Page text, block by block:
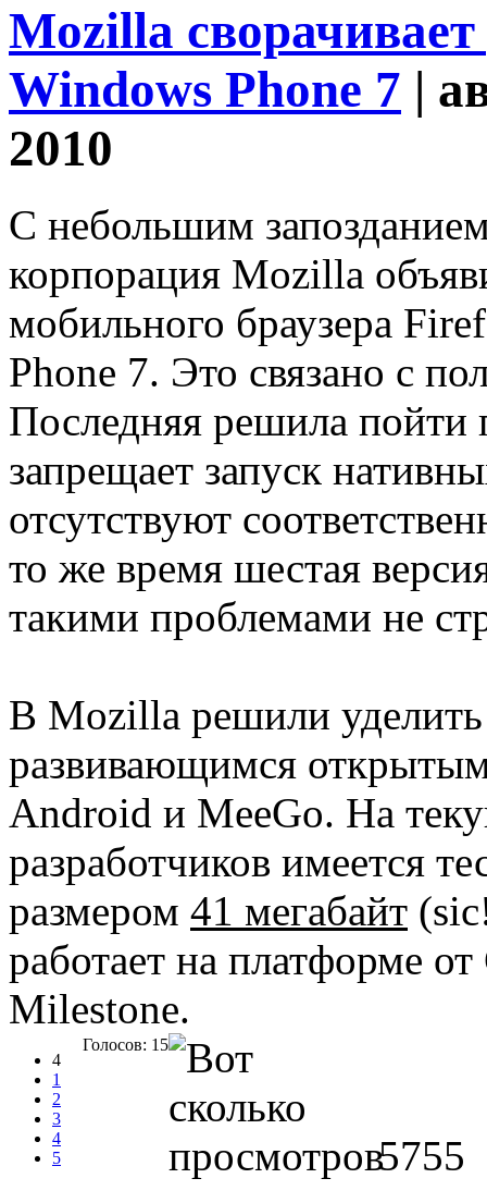
Mozilla сворачивает
Windows Phone 7 |
2010
C небольшим
корпорация Mozilla
мобильного браузера
Phone 7. Это связано с
Последняя решила пойти
запрещает запуск
отсутствуют
то же время шестая
такими проблемами не
В Mozilla решили
развивающимся
Android и MeeGo. На
разработчиков имеется
размером 41 мегабайт
работает на платформе
Milestone.
4
1
2
3
4
5
Голосов: 15
5755